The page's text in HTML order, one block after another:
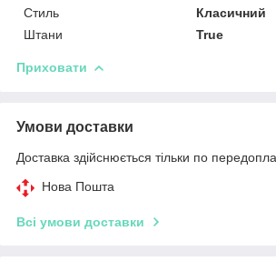
Стиль
Класичний
Штани
True
Приховати
Умови доставки
Доставка здійснюється тільки по
Нова Пошта
Всі умови доставки